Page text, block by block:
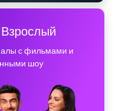
с фильмами и
шоу